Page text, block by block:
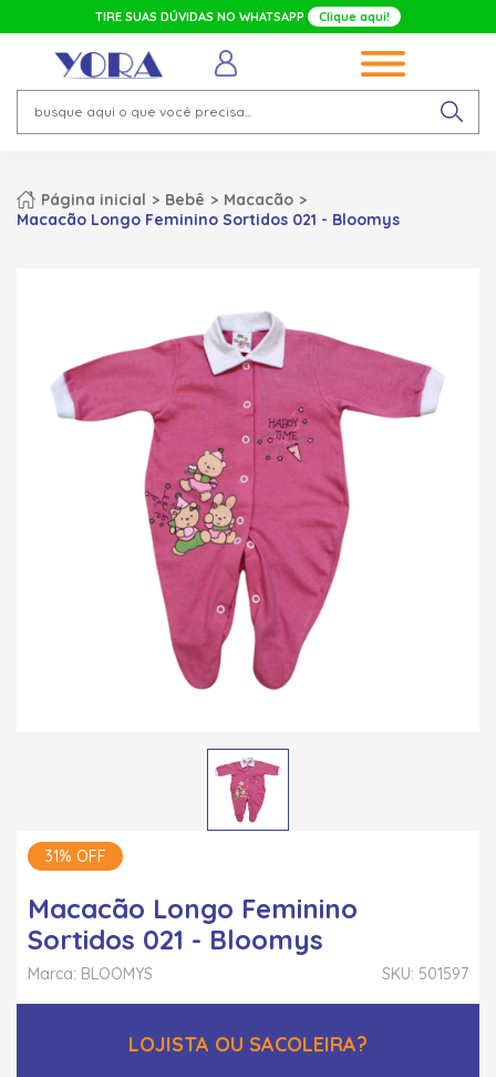
TIRE SUAS DÚVIDAS NO WHATSAPP Clique aqui!
Página inicial Bebê
Macacão
Macacão Longo Feminino Sortidos 021 - Bloomys
31% OFF
Macacão Longo Feminino
Sortidos 021 - Bloomys
SKU: 501597
Marca: BLOOMYS
LOJISTA OU SACOLEIRA?